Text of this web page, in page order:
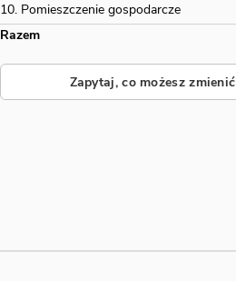
10. Pomieszczenie gospodarcze
Razem
Zapytaj, co możesz zmienić